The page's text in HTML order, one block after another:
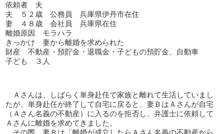
依頼者 夫
夫 ５２歳 公務員 兵庫県伊丹市在住
妻 ４８歳 会社員 兵庫県在住
離婚原因 モラハラ
きっかけ 妻から離婚を求められた
財産 不動産・預貯金・退職金・子どもの預貯金、自動車
子ども ３人
Ａさんは、しばらく単身赴任で家族と離れて生活していまし
たが、単身赴任が終了して自宅に戻ると、妻ＢはＡさんが自宅
（Ａさん名義の不動産）に入るのを拒否し、弁護士に依頼して
Ａさんに離婚を求めてきました。